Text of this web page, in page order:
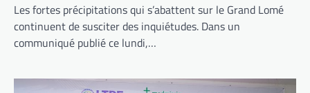
Les fortes précipitations qui s’abattent sur le Grand Lomé
continuent de susciter des inquiétudes. Dans un
communiqué publié ce lundi,…